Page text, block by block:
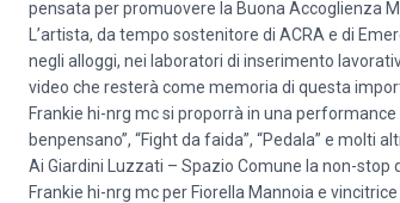
pensata per promuovere la Buona Accoglienza
L’artista, da tempo sostenitore di ACRA e di
negli alloggi, nei laboratori di inserimento
video che resterà come memoria di questa
Frankie hi-nrg mc si proporrà in una
benpensano”, “Fight da faida”, “Pedala” e molti
Ai Giardini Luzzati – Spazio Comune la non-stop
Frankie hi-nrg mc per Fiorella Mannoia e